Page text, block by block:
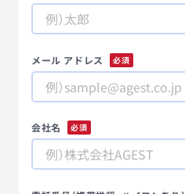
メール アドレス
会社名